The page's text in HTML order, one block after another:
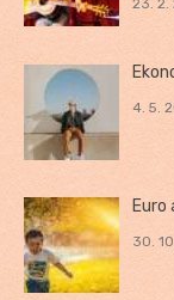
23. 2.
4. 5.
Euro
30.